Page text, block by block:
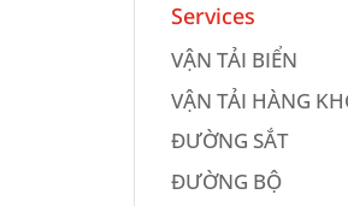
Services
VẬN TẢI BIỂN
VẬN TẢI HÀNG
ĐƯỜNG SẮT
ĐƯỜNG BỘ